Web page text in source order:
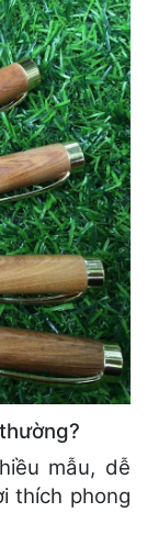
mẫu, dễ
thích phong